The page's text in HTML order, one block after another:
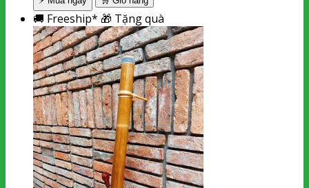
🚚 Freeship* 🎁 Tặng quà